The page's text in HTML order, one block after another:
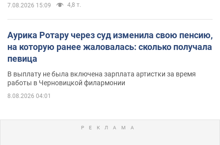
7.08.2026 15:09 4,8 т.
Аурика Ротару через суд изменила свою пенсию,
на которую ранее жаловалась: сколько получала
певица
В выплату не была включена зарплата артистки за время
работы в Черновицкой филармонии
8.08.2026 04:01